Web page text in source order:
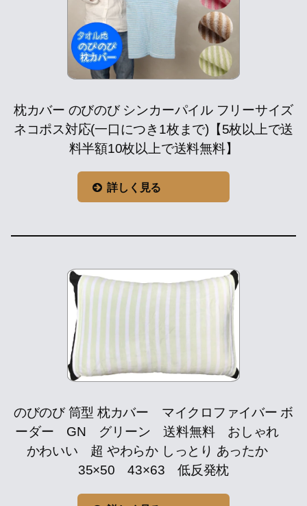
枕カバー のびのび シンカーパイル フリーサイズ
ネコポス対応(一口につき1枚まで)【5枚以上で送
料半額10枚以上で送料無料】
詳しく見る
のびのび 筒型 枕カバー マイクロファイバー ボ
ーダー GN グリーン 送料無料 おしゃれ
かわいい 超 やわらか しっとり あったか
35×50 43×63 低反発枕